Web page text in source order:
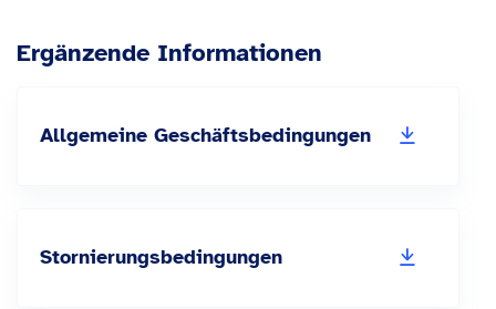
Ergänzende Informationen
Allgemeine Geschäftsbedingungen
Stornierungsbedingungen